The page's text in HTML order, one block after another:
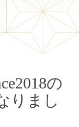
の
りまし